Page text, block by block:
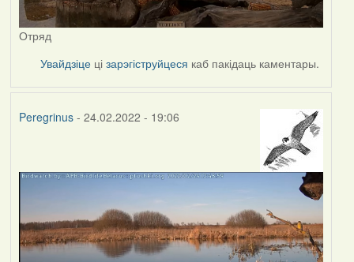
Отряд
Увайдзіце цізарэгіструйцеся каб пакідаць каментары.
Peregrinus- 24.02.2022 - 19:06